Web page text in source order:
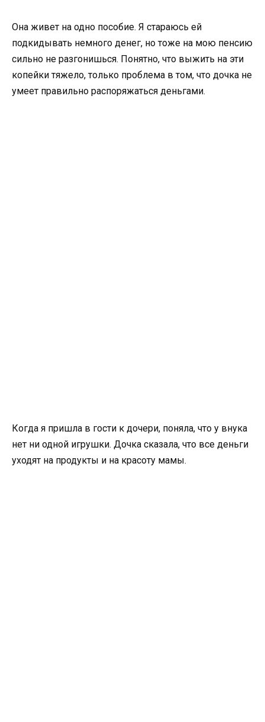
Она живет на одно пособие. Я стараюсь ей
подкидывать немного денег, но тоже на мою пенсию
сильно не разгонишься. Понятно, что выжить на эти
копейки тяжело, только проблема в том, что дочка не
умеет правильно распоряжаться деньгами.
Когда я пришла в гости к дочери, поняла, что у внука
нет ни одной игрушки. Дочка сказала, что все деньги
уходят на продукты и на красоту мамы.